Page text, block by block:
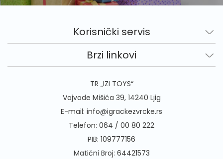
Korisnički servis
Brzi linkovi
TR „IZI TOYS“
Vojvode Mišića 39, 14240 Ljig
E-mail: info@igrackezvrcke.rs
Telefon: 064 / 00 80 222
PIB: 109777156
Matični Broj: 64421573